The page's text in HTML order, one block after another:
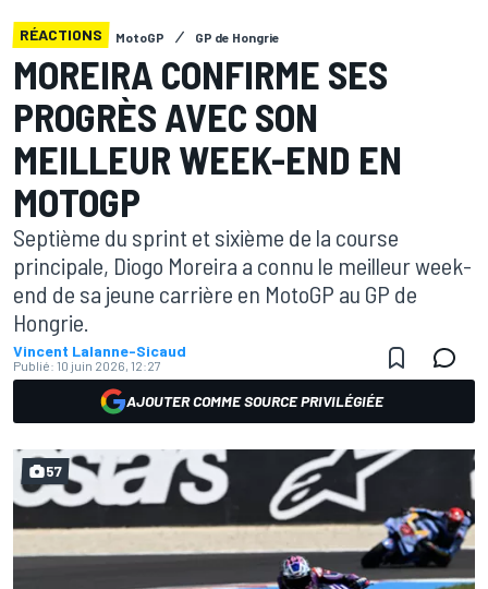
RÉACTIONS MotoGP GP de Hongrie
MOREIRA CONFIRME SES
PROGRÈS AVEC SON
MEILLEUR WEEK-END EN
MOTOGP
Septième du sprint et sixième de la course
principale, Diogo Moreira a connu le meilleur week-
end de sa jeune carrière en MotoGP au GP de
Hongrie.
Vincent Lalanne-Sicaud
Publié: 10 juin 2026, 12:27
AJOUTER COMME SOURCE PRIVILÉGIÉE
57